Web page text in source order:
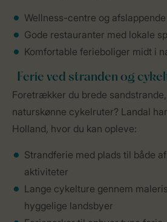
Wellness-centre og
Gode restauranter med lokale
Komfortable ferieboliger midt i
Ferie ved stranden og
Foretrækker du brede
naturskønne cykelruter? Landal
Holland, hvor du kan opleve:
Strandferie med plads til både
aktiviteter
Lange cykelture gennem
hyggelige landsbyer